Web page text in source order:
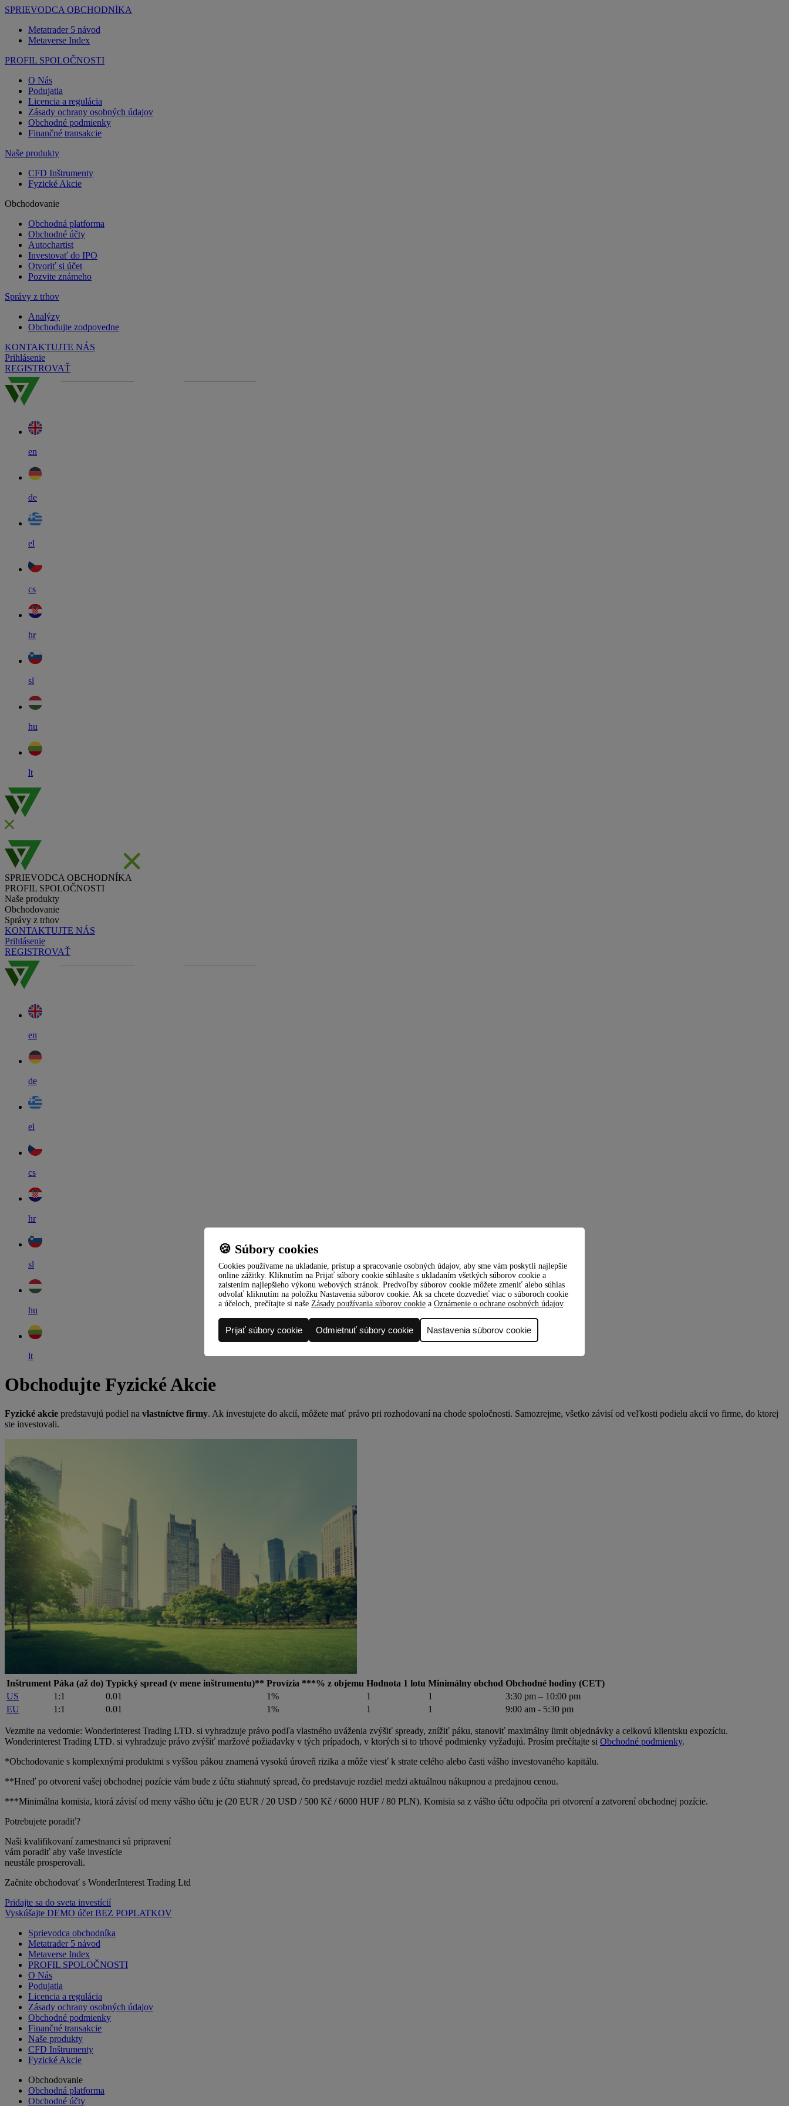
SPRIEVODCA OBCHODNÍKA
Metatrader 5 návod
Metaverse Index
PROFIL SPOLOČNOSTI
O Nás
Podujatia
Licencia a regulácia
Zásady ochrany osobných údajov
Obchodné podmienky
Finančné transakcie
Naše produkty
CFD Inštrumenty
Fyzické Akcie
Obchodovanie
Obchodná platforma
Obchodné účty
Autochartist
Investovať do IPO
Otvoriť si účet
Pozvite známeho
Správy z trhov
Analýzy
Obchodujte zodpovedne
KONTAKTUJTE NÁS
Prihlásenie
REGISTROVAŤ
en
de
el
cs
hr
sl
hu
lt
SPRIEVODCA OBCHODNÍKA
PROFIL SPOLOČNOSTI
Naše produkty
Obchodovanie
Správy z trhov
KONTAKTUJTE NÁS
Prihlásenie
REGISTROVAŤ
en
de
el
cs
hr
sl
hu
lt
Obchodujte Fyzické Akcie
Fyzické akcie predstavujú podiel na vlastníctve firmy. Ak investujete do akcií, môžete mať právo pri rozhodovaní na chode spoločnosti. Samozrejme, všetko závisí od veľkosti podielu akcií vo firme, do ktorej
ste investovali.
Inštrument Páka (až do) Typický spread (v mene inštrumentu)** Provízia ***% z objemu Hodnota 1 lotu Minimálny obchod Obchodné hodiny (CET)
US
1:1 0.01 1% 1 1
3:30 pm – 10:00 pm
EU
1:1 0.01 1% 1 1 9:00 am - 5:30 pm
Vezmite na vedomie: Wonderinterest Trading LTD. si vyhradzuje právo podľa vlastného uváženia zvýšiť spready, znížiť páku, stanoviť maximálny limit objednávky a celkovú klientsku expozíciu.
Wonderinterest Trading LTD. si vyhradzuje právo zvýšiť maržové požiadavky v tých prípadoch, v ktorých si to trhové podmienky vyžadujú. Prosím prečítajte si Obchodné podmienky.
*Obchodovanie s komplexnými produktmi s vyššou pákou znamená vysokú úroveň rizika a môže viesť k strate celého alebo časti vášho investovaného kapitálu.
**Hneď po otvorení vašej obchodnej pozície vám bude z účtu stiahnutý spread, čo predstavuje rozdiel medzi aktuálnou nákupnou a predajnou cenou.
***Minimálna komisia, ktorá závisí od meny vášho účtu je (20 EUR / 20 USD / 500 Kč / 6000 HUF / 80 PLN). Komisia sa z vášho účtu odpočíta pri otvorení a zatvorení obchodnej pozície.
Potrebujete poradiť?
Naši kvalifikovaní zamestnanci sú pripravení
vám poradiť aby vaše investície
neustále prosperovali.
Začnite obchodovať s WonderInterest Trading Ltd
Pridajte sa do sveta investícií
Vyskúšajte DEMO účet BEZ POPLATKOV
Sprievodca obchodníka
Metatrader 5 návod
Metaverse Index
PROFIL SPOLOČNOSTI
O Nás
Podujatia
Licencia a regulácia
Zásady ochrany osobných údajov
Obchodné podmienky
Finančné transakcie
Naše produkty
CFD Inštrumenty
Fyzické Akcie
Obchodovanie
Obchodná platforma
Obchodné účty
🍪 Súbory cookies
Cookies používame na ukladanie, prístup a spracovanie osobných údajov, aby sme vám poskytli najlepšie
online zážitky. Kliknutím na Prijať súbory cookie súhlasíte s ukladaním všetkých súborov cookie a
zaistením najlepšieho výkonu webových stránok. Predvoľby súborov cookie môžete zmeniť alebo súhlas
odvolať kliknutím na položku Nastavenia súborov cookie. Ak sa chcete dozvedieť viac o súboroch cookie
a účeloch, prečítajte si naše Zásady používania súborov cookie a Oznámenie o ochrane osobných údajov.
Prijať súbory cookie Odmietnuť súbory cookie Nastavenia súborov cookie